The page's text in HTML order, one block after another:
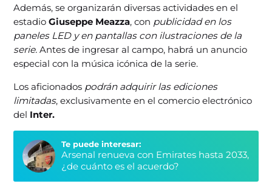
Además, se organizarán diversas actividades en el
estadioGiuseppe Meazza, con publicidad en los
paneles LED y en pantallas con ilustraciones de la
serie. Antes de ingresar al campo, habrá un anuncio
especial con la música icónica de la serie.
Los aficionados podrán adquirir las ediciones
limitadas, exclusivamente en el comercio electrónico
del Inter.
Te puede interesar:
Arsenal renueva con Emirates hasta 2033,
¿de cuánto es el acuerdo?